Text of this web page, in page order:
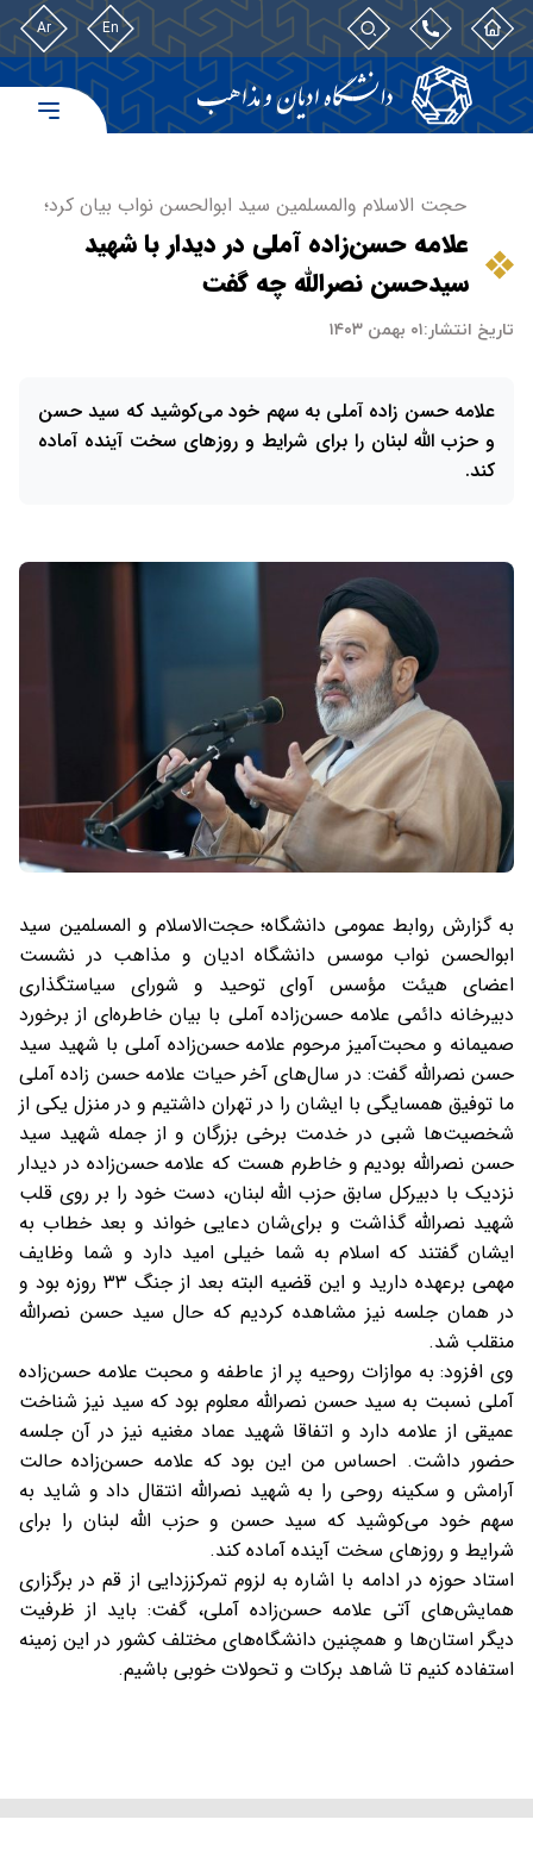
En
Ar
حجت الاسلام والمسلمین سید ابوالحسن نواب بیان کرد؛
علامه حسن‌زاده آملی در دیدار با شهید
سیدحسن نصرالله چه گفت
تاریخ انتشار:۰۱ بهمن ۱۴۰۳
علامه حسن زاده آملی به سهم خود می‌کوشید که سید حسن
و حزب الله لبنان را برای شرایط و روزهای سخت آینده آماده
کند.
به گزارش روابط عمومی دانشگاه؛ حجت‌الاسلام و المسلمین سید
ابوالحسن نواب موسس دانشگاه ادیان و مذاهب در نشست
اعضای هیئت مؤسس آوای توحید و شورای سیاستگذاری
دبیرخانه دائمی علامه حسن‌زاده آملی با بیان خاطره‌ای از برخورد
صمیمانه و محبت‌آمیز مرحوم علامه حسن‌زاده آملی با شهید سید
حسن نصرالله گفت: در سال‌های آخر حیات‌ علامه حسن زاده آملی
ما توفیق همسایگی با ایشان را در تهران داشتیم و در منزل یکی از
شخصیت‌ها شبی در خدمت برخی بزرگان و از جمله شهید سید
حسن نصرالله بودیم و خاطرم هست که علامه حسن‌زاده در دیدار
نزدیک با دبیرکل سابق حزب الله لبنان، دست خود را بر روی قلب
شهید نصرالله گذاشت و برای‌شان دعایی خواند و بعد خطاب به
ایشان گفتند که اسلام به شما خیلی امید دارد و شما وظایف
مهمی برعهده دارید و این قضیه البته بعد از جنگ ۳۳ روزه بود و
در همان جلسه نیز مشاهده کردیم که حال سید حسن نصرالله
منقلب شد.
وی افزود: به موازات روحیه پر از عاطفه و محبت علامه حسن‌زاده
آملی نسبت به سید حسن نصرالله معلوم بود که سید نیز شناخت
عمیقی از علامه دارد و اتفاقا شهید عماد مغنیه نیز در آن جلسه
حضور داشت. احساس من این بود که علامه حسن‌زاده حالت
آرامش و سکینه روحی را به شهید نصرالله انتقال داد و شاید به
سهم خود می‌کوشید که سید حسن و حزب الله لبنان را برای
شرایط و روزهای سخت آینده آماده کند.
استاد حوزه در ادامه با اشاره به لزوم تمرکززدایی از قم در برگزاری
همایش‌های آتی علامه حسن‌زاده آملی، گفت: باید از ظرفیت
دیگر استان‌ها و همچنین دانشگاه‌های مختلف کشور در این زمینه
استفاده کنیم تا شاهد برکات و تحولات خوبی باشیم.